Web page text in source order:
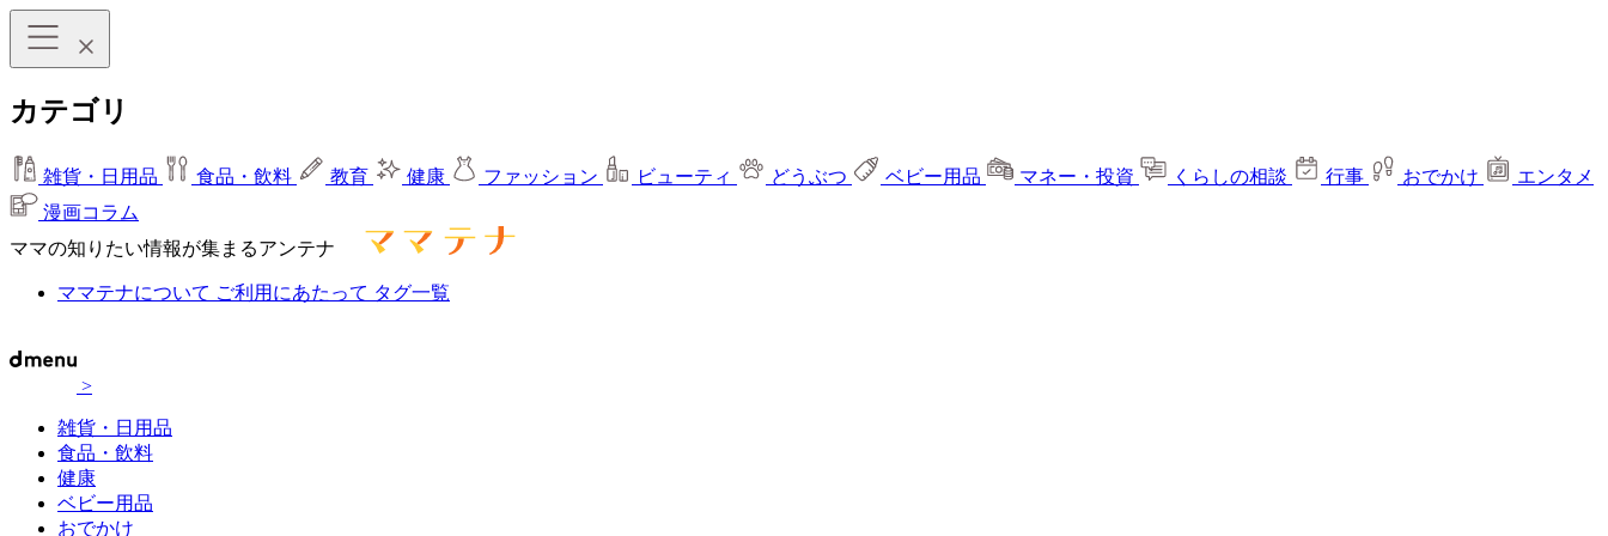
カテゴリ
雑貨・日用品 食品・飲料 教育 健康 ファッション ビューティ どうぶつ ベビー用品 マネー・投資 くらしの相談 行事 おでかけ
エンタメ
漫画コラム
ママの知りたい情報が集まるアンテナ
ママテナについて ご利用にあたって タグ一覧
>
雑貨・日用品
食品・飲料
健康
ベビー用品
おでかけ